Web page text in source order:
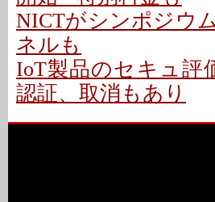
NICTがシンポジウ
ネルも
IoT製品のセキュ評
認証、取消もあり